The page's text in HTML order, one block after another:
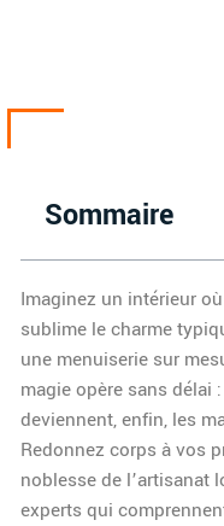
Sommaire
Imaginez un intérieur
sublime le charme
une menuiserie sur
magie opère sans
deviennent, enfin, les
Redonnez corps à vos
noblesse de l’artisanat
experts qui